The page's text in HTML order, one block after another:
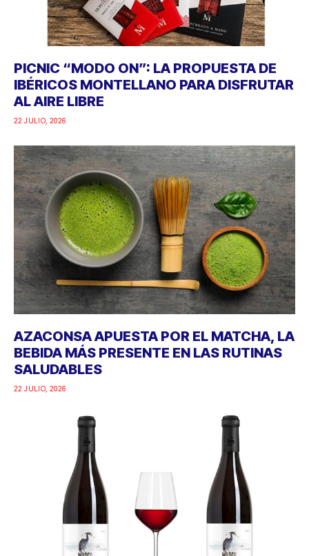
PICNIC “MODO ON”: LA PROPUESTA DE
IBÉRICOS MONTELLANO PARA DISFRUTAR
AL AIRE LIBRE
22 JULIO, 2026
AZACONSA APUESTA POR EL MATCHA, LA
BEBIDA MÁS PRESENTE EN LAS RUTINAS
SALUDABLES
22 JULIO, 2026